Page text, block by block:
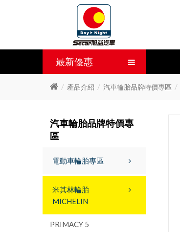
最新優惠
產品介紹 汽車輪胎品牌特價專區
汽車輪胎品牌特價專
區
電動車輪胎專區
米其林輪胎
MICHELIN
PRIMACY 5